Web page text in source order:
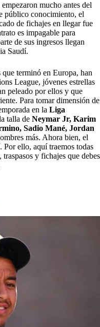
mucho antes del
público conocimiento, el
de fichajes en llegar fue
es impagable para
de sus ingresos llegan
Saudí.
terminó en Europa, han
League, jóvenes estrellas
peleado por ellos y que
Para tomar dimensión de
en la Liga
talla de Neymar Jr, Karim
Sadio Mané, Jordan
más. Ahora bien, el
Por ello, aquí traemos todas
y fichajes que debes